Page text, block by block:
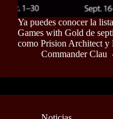
Ya puedes conocer la
Games with Gold de
como Prision Architect y
Commander Clau